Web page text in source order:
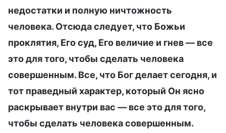
недостатки и полную ничтожность
человека. Отсюда следует, что Божьи
проклятия, Его суд, Его величие и гнев — все
это для того, чтобы сделать человека
совершенным. Все, что Бог делает сегодня, и
тот праведный характер, который Он ясно
раскрывает внутри вас — все это для того,
чтобы сделать человека совершенным.